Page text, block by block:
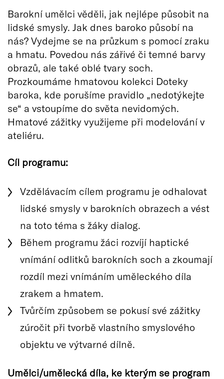
Barokní umělci věděli, jak nejlépe působit na
lidské smysly. Jak dnes baroko působí na
nás? Vydejme se na průzkum s pomocí zraku
a hmatu. Povedou nás zářivé či temné barvy
obrazů, ale také oblé tvary soch.
Prozkoumáme hmatovou kolekci Doteky
baroka, kde porušíme pravidlo „nedotýkejte
se“ a vstoupíme do světa nevidomých.
Hmatové zážitky využijeme při modelování v
ateliéru.
Cíl programu:
Vzdělávacím cílem programu je odhalovat
lidské smysly v barokních obrazech a vést
na toto téma s žáky dialog.
Během programu žáci rozvíjí haptické
vnímání odlitků barokních soch a zkoumají
rozdíl mezi vnímáním uměleckého díla
zrakem a hmatem.
Tvůrčím způsobem se pokusí své zážitky
zúročit při tvorbě vlastního smyslového
objektu ve výtvarné dílně.
Umělci/umělecká díla, ke kterým se program